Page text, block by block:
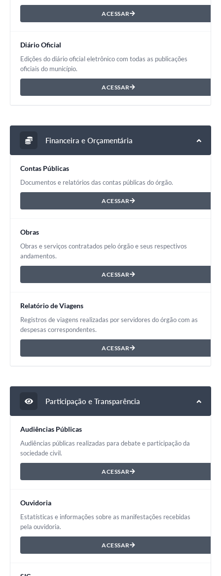
Transparência
Agenda
Diário Oficial
ACESSAR
Diário Oficial
Edições do diário oficial eletrônico com todas as publicações
oficiais do município.
ACESSAR
Financeira e Orçamentária
Contas Públicas
Documentos e relatórios das contas públicas do órgão.
ACESSAR
Obras
Obras e serviços contratados pelo órgão e seus respectivos
andamentos.
ACESSAR
Relatório de Viagens
Registros de viagens realizadas por servidores do órgão com as
despesas correspondentes.
ACESSAR
Participação e Transparência
Audiências Públicas
Audiências públicas realizadas para debate e participação da
sociedade civil.
ACESSAR
Ouvidoria
Estatísticas e informações sobre as manifestações recebidas
pela ouvidoria.
ACESSAR